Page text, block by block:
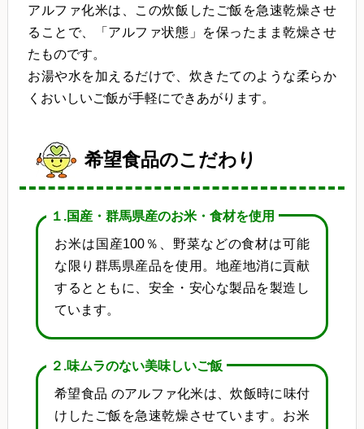
アルファ化米は、この炊飯したご飯を急速乾燥させ
ることで、「アルファ状態」を保ったまま乾燥させ
たものです。
お湯や水を加えるだけで、炊きたてのような柔らか
くおいしいご飯が手軽にできあがります。
希望食品のこだわり
１.国産・群馬県産のお米・食材を使用
お米は国産100％、野菜などの食材は可能
な限り群馬県産品を使用。地産地消に貢献
するとともに、安全・安心な製品を製造し
ています。
２.味ムラのない美味しいご飯
希望食品 のアルファ化米は、炊飯時に味付
けしたご飯を急速乾燥させています。お米